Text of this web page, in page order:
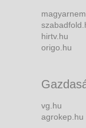
hirtv.hu
origo.hu
vg.hu
agrokep.hu